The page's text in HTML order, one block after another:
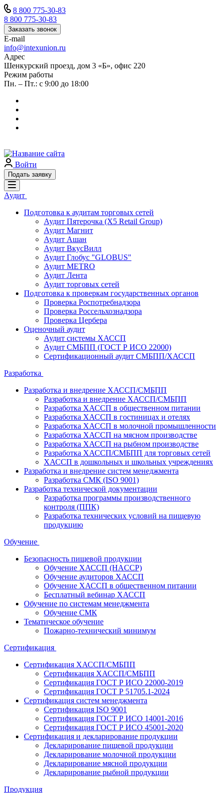
8 800 775-30-83
8 800 775-30-83
Заказать звонок
E-mail
info@intexunion.ru
Адрес
Шенкурский проезд, дом 3 «Б», офис 220
Режим работы
Пн. – Пт.: с 9:00 до 18:00
Войти
Подать заявку
Аудит
Подготовка к аудитам торговых сетей
Аудит Пятерочка (X5 Retail Group)
Аудит Магнит
Аудит Ашан
Аудит ВкусВилл
Аудит Глобус "GLOBUS"
Аудит METRO
Аудит Лента
Аудит торговых сетей
Подготовка к проверкам государственных органов
Проверка Роспотребнадзора
Проверка Россельхознадзора
Проверка Цербера
Оценочный аудит
Аудит системы ХАССП
Аудит СМБПП (ГОСТ Р ИСО 22000)
Сертификационный аудит СМБПП/ХАССП
Разработка
Разработка и внедрение ХАССП/СМБПП
Разработка и внедрение ХАССП/СМБПП
Разработка ХАССП в общественном питании
Разработка ХАССП в гостиницах и отелях
Разработка ХАССП в молочной промышленности
Разработка ХАССП на мясном производстве
Разработка ХАССП на рыбном производстве
Разработка ХАССП/СМБПП для торговых сетей
ХАССП в дошкольных и школьных учреждениях
Разработка и внедрение систем менеджмента
Разработка СМК (ISO 9001)
Разработка технической документации
Разработка программы производственного
контроля (ППК)
Разработка технических условий на пищевую
продукцию
Обучение
Безопасность пищевой продукции
Обучение ХАССП (HACCP)
Обучение аудиторов ХАССП
Обучение ХАССП в общественном питании
Бесплатный вебинар ХАССП
Обучение по системам менеджмента
Обучение СМК
Тематическое обучение
Пожарно-технический минимум
Сертификация
Сертификация ХАССП/СМБПП
Сертификация ХАССП/СМБПП
Сертификация ГОСТ Р ИСО 22000-2019
Сертификация ГОСТ Р 51705.1-2024
Сертификация систем менеджмента
Сертификация ISO 9001
Сертификация ГОСТ Р ИСО 14001-2016
Сертификация ГОСТ Р ИСО 45001-2020
Сертификация и декларирование продукции
Декларирование пищевой продукции
Декларирование молочной продукции
Декларирование мясной продукции
Декларирование рыбной продукции
Продукция